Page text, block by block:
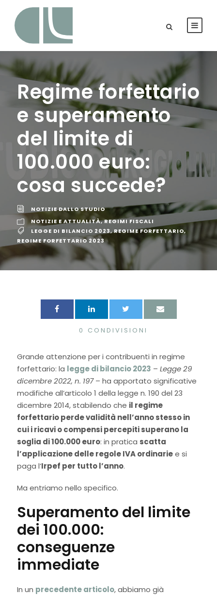
Regime forfettario
e superamento
del limite di
100.000 euro:
cosa succede?
NOTIZIE DALLO STUDIO
NOTIZIE E ATTUALITÀ,REGIMI FISCALI
LEGGE DI BILANCIO 2023,REGIME FORFETTARIO,
REGIME FORFETTARIO 2023
0 CONDIVISIONI
Grande attenzione per i contribuenti in regime
forfettario: la legge di bilancio 2023 – Legge 29
dicembre 2022, n. 197– ha apportato significative
modifiche all’articolo 1 della legge n. 190 del 23
dicembre 2014, stabilendo che il regime
forfettario perde validità nell’anno stesso in
cui i ricavi o compensi percepiti superano la
soglia di 100.000 euro: in pratica scatta
l’applicazione delle regole IVA ordinariee si
paga l’Irpef per tutto l’anno.
Ma entriamo nello specifico.
Superamento del limite
dei 100.000:
conseguenze
immediate
In un precedente articolo, abbiamo già